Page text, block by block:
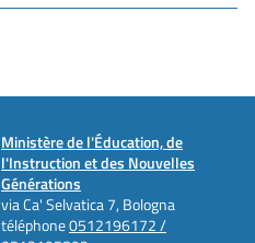
Ministère de l'Éducation, de
l'Instruction et des Nouvelles
Générations
via Ca' Selvatica 7, Bologna
téléphone0512196172 /